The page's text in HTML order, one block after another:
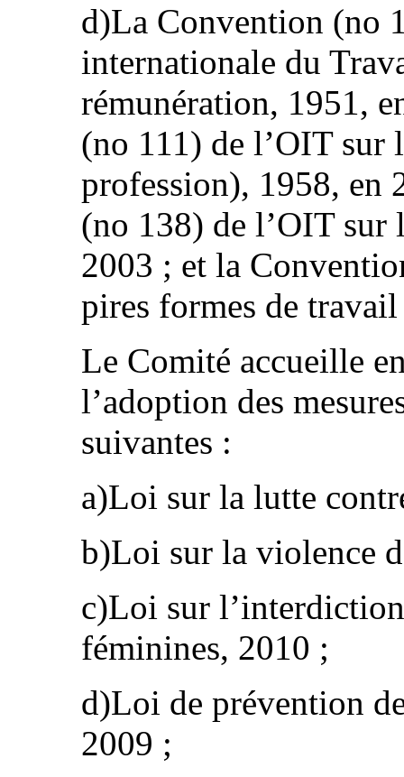
d)La Convention (no
internationale du
rémunération, 1951,
(no 111) de l’OIT
profession), 1958, en
(no 138) de l’OIT sur
2003 ; et la
pires formes de
Le Comité accueille
l’adoption des
suivantes :
a)Loi sur la lutte
b)Loi sur la violence
c)Loi sur
féminines, 2010 ;
d)Loi de prévention
2009 ;